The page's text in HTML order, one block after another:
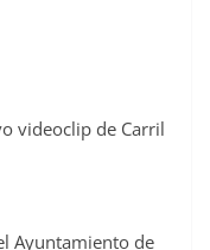
videoclip de Carril
Ayuntamiento de